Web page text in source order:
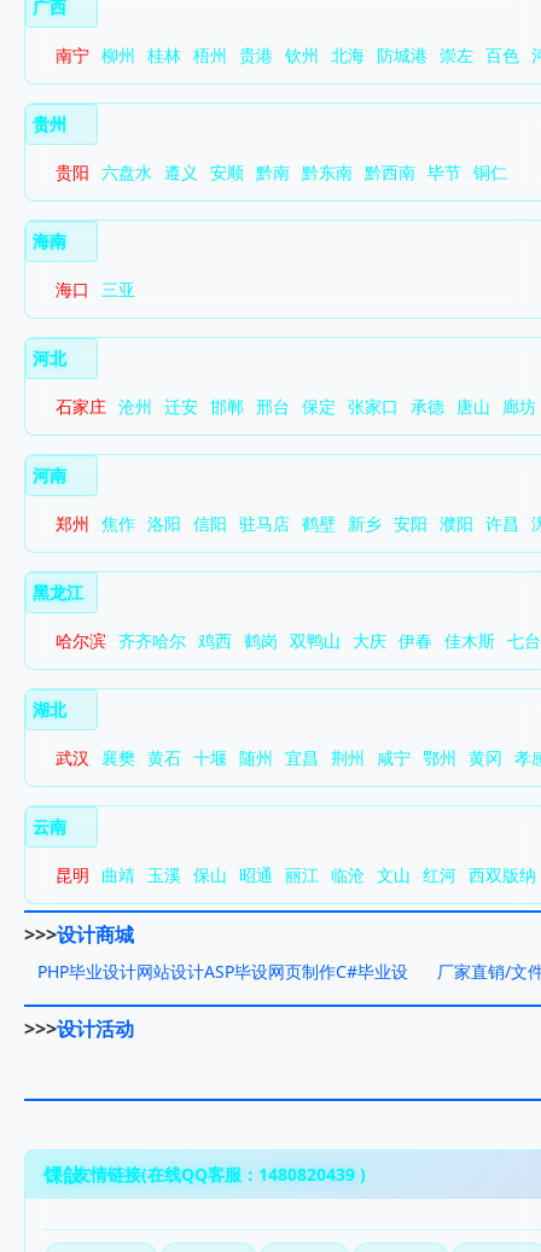
广西
南宁 柳州 桂林 梧州 贵港 钦州 北海 防城港 崇左 百色
贵州
贵阳 六盘水 遵义 安顺 黔南 黔东南 黔西南 毕节 铜仁
海南
海口 三亚
河北
石家庄 沧州 迁安 邯郸 邢台 保定 张家口 承德 唐山 廊坊
河南
郑州 焦作 洛阳 信阳 驻马店 鹤壁 新乡 安阳 濮阳 许昌
黑龙江
哈尔滨 齐齐哈尔 鸡西 鹤岗 双鸭山 大庆 伊春 佳木斯 七
湖北
武汉 襄樊 黄石 十堰 随州 宜昌 荆州 咸宁 鄂州 黄冈 孝
云南
昆明 曲靖 玉溪 保山 昭通 丽江 临沧 文山 红河 西双版纳
>>>设计商城
PHP毕业设计网站设计ASP毕设网页制作C#毕业设
计网..
厂家直销/文
>>>设计活动
友情链接(在线QQ客服：1480820439 )